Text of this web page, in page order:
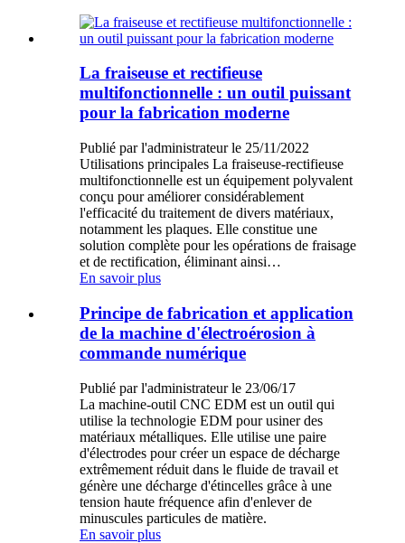
La fraiseuse et rectifieuse
multifonctionnelle : un outil puissant
pour la fabrication moderne
Publié par l'administrateur le 25/11/2022
Utilisations principales La fraiseuse-rectifieuse
multifonctionnelle est un équipement polyvalent
conçu pour améliorer considérablement
l'efficacité du traitement de divers matériaux,
notamment les plaques. Elle constitue une
solution complète pour les opérations de fraisage
et de rectification, éliminant ainsi…
En savoir plus
Principe de fabrication et application
de la machine d'électroérosion à
commande numérique
Publié par l'administrateur le 23/06/17
La machine-outil CNC EDM est un outil qui
utilise la technologie EDM pour usiner des
matériaux métalliques. Elle utilise une paire
d'électrodes pour créer un espace de décharge
extrêmement réduit dans le fluide de travail et
génère une décharge d'étincelles grâce à une
tension haute fréquence afin d'enlever de
minuscules particules de matière.
En savoir plus